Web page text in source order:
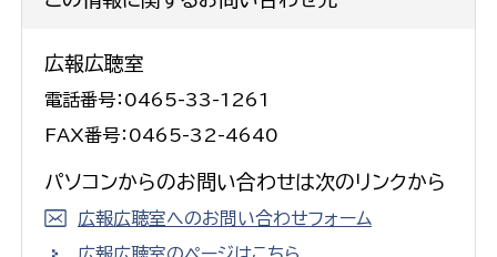
広報広聴室
電話番号：0465-33-1261
FAX番号：0465-32-4640
パソコンからのお問い合わせは次のリンクから
広報広聴室へのお問い合わせフォーム